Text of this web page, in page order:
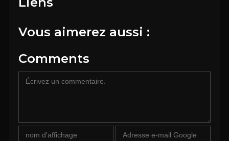
Vous aimerez aussi :
Comments